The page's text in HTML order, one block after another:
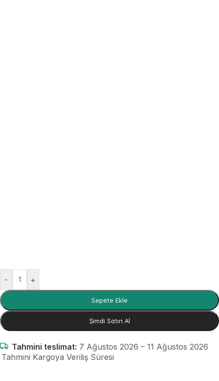
- +
Sepete Ekle
Şimdi Satın Al
Tahmini teslimat: 7 Ağustos 2026 – 11 Ağustos 2026
Tahmini Kargoya Veriliş Süresi